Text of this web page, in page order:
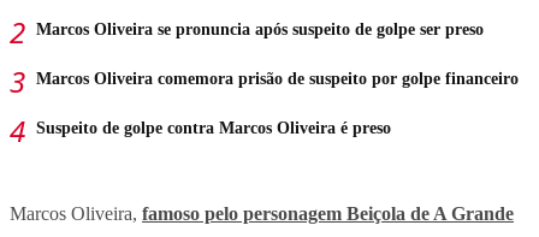
Marcos Oliveira se pronuncia após suspeito de golpe ser preso
Marcos Oliveira comemora prisão de suspeito por golpe financeiro
Suspeito de golpe contra Marcos Oliveira é preso
Marcos Oliveira, famoso pelo personagem Beiçola de A Grande